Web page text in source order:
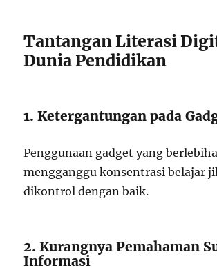
Tantangan Literasi
Dunia Pendidikan
1. Ketergantungan pada
Penggunaan gadget yang
mengganggu konsentrasi belajar
dikontrol dengan baik.
2. Kurangnya Pemahaman
Informasi